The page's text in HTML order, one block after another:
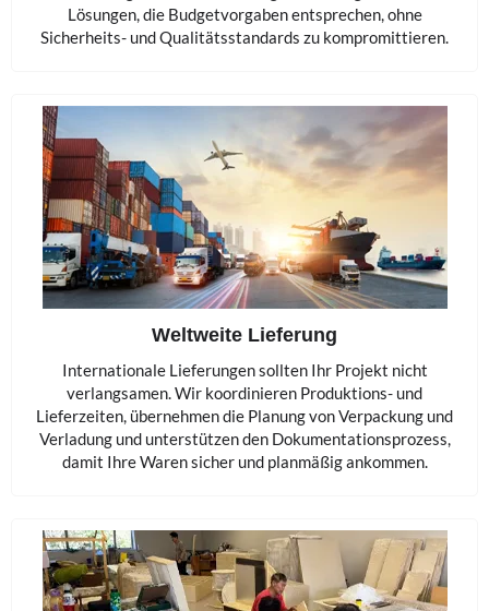
Lösungen, die Budgetvorgaben entsprechen, ohne
Sicherheits- und Qualitätsstandards zu kompromittieren.
Weltweite Lieferung
Internationale Lieferungen sollten Ihr Projekt nicht
verlangsamen. Wir koordinieren Produktions- und
Lieferzeiten, übernehmen die Planung von Verpackung und
Verladung und unterstützen den Dokumentationsprozess,
damit Ihre Waren sicher und planmäßig ankommen.